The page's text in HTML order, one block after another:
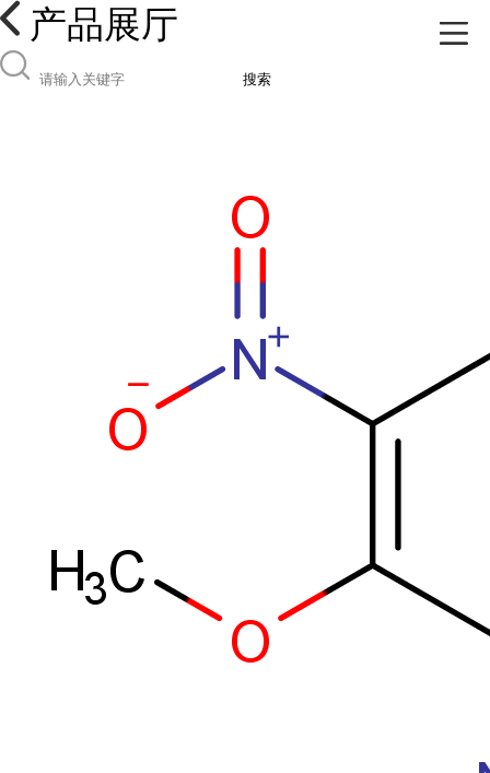
产品展厅
搜索